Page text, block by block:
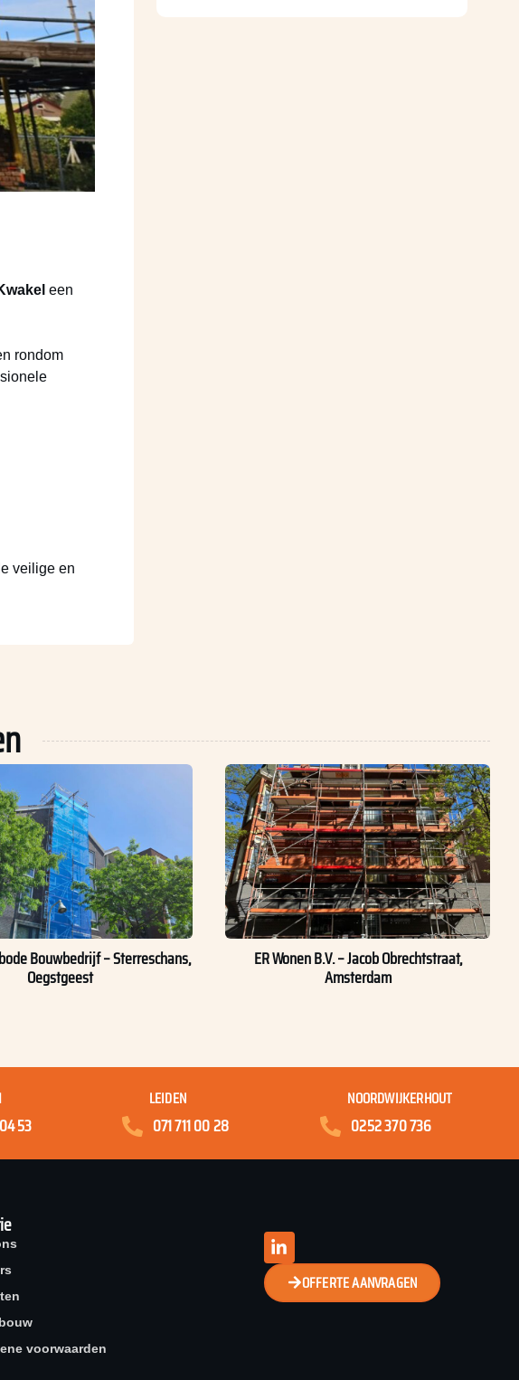
een
rondom
veilige en
Bouwbedrijf – Sterreschans,
Oegstgeest
ER Wonen B.V. – Jacob Obrechtstraat,
Amsterdam
53
LEIDEN
071 711 00 28
NOORDWIJKERHOUT
0252 370 736
voorwaarden
OFFERTE AANVRAGEN